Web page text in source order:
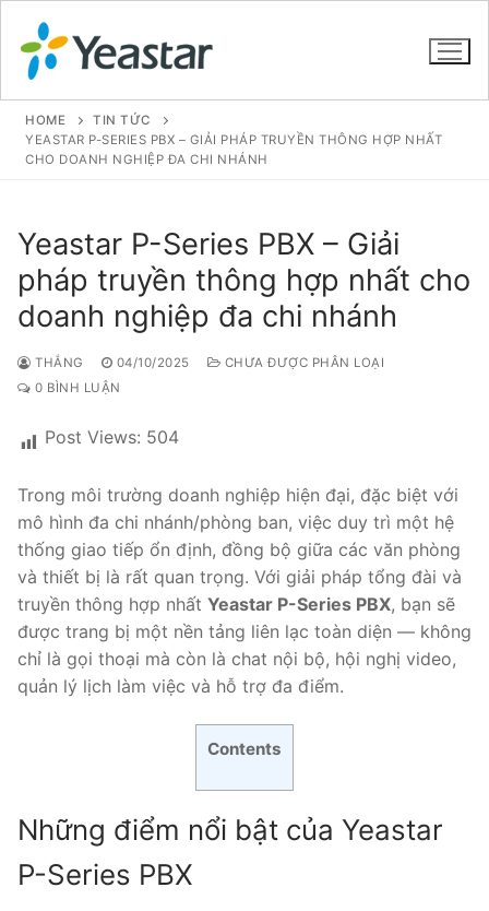
SẢN PHẨM
VOIP PBX FOR SME
Tổng đài VoIP Yeastar S412
Tổng đài VoIP Yeastar S20
Tổng đài VoIP Yeastar S50
Tổng đài VoIP Yeastar S300
HOSTED PHONE SYSTEM
Tổng đài Yeastar Cloud
IPPBX FOR LARGE ENTERPRISES
FXS VoIP Gateway
FXO VoIP Gateway
HOME
TIN TỨC
YEASTAR P-SERIES PBX – GIẢI PHÁP TRUYỀN THÔNG HỢP NHẤT
CHO DOANH NGHIỆP ĐA CHI NHÁNH
Yeastar P-Series PBX – Giải
pháp truyền thông hợp nhất cho
doanh nghiệp đa chi nhánh
THẮNG 04/10/2025
CHƯA ĐƯỢC PHÂN LOẠI
0 BÌNH LUẬN
Post Views: 504
Trong môi trường doanh nghiệp hiện đại, đặc biệt với
mô hình đa chi nhánh/phòng ban, việc duy trì một hệ
thống giao tiếp ổn định, đồng bộ giữa các văn phòng
và thiết bị là rất quan trọng. Với giải pháp tổng đài và
truyền thông hợp nhất Yeastar P-Series PBX, bạn sẽ
được trang bị một nền tảng liên lạc toàn diện — không
chỉ là gọi thoại mà còn là chat nội bộ, hội nghị video,
quản lý lịch làm việc và hỗ trợ đa điểm.
Contents
Những điểm nổi bật của Yeastar
P-Series PBX